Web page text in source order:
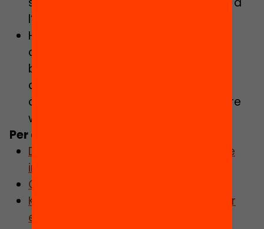
l’hora d’explicar-lo?
Ha tingut una “dimensió” a fora del
centre? (ha arribat a les famílies del
barri. O genera algun producte per
difondre a les xarxes o mitjans de
comunicació. O fem un post al nostre
web…)
Per a saber-ne més:
Document d’avaluació d’un projecte
imant del programa Magnet
Càpsula formativa projecte tractor
Kit projecte tractor, implementar per
escalar